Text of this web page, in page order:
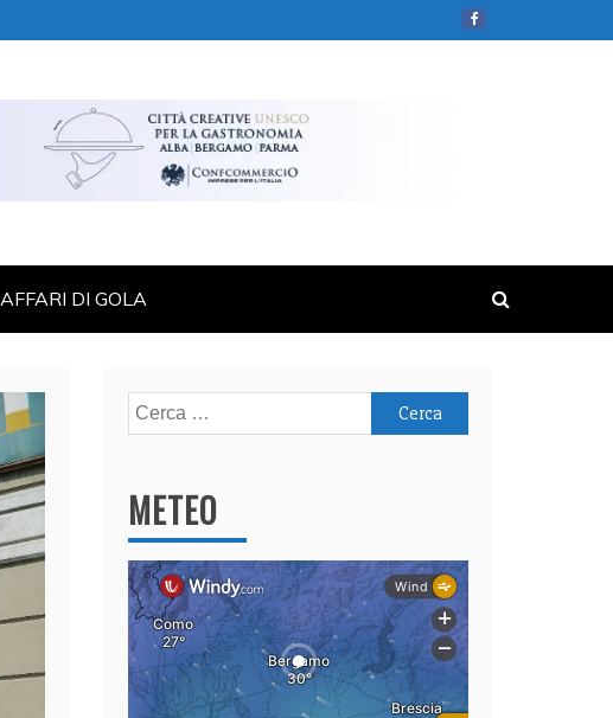
AFFARI DI GOLA
Ricerca
per:
METEO